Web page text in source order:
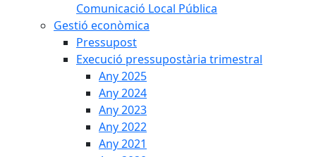
Comunicació Local Pública
Gestió econòmica
Pressupost
Execució pressupostària trimestral
Any 2025
Any 2024
Any 2023
Any 2022
Any 2021